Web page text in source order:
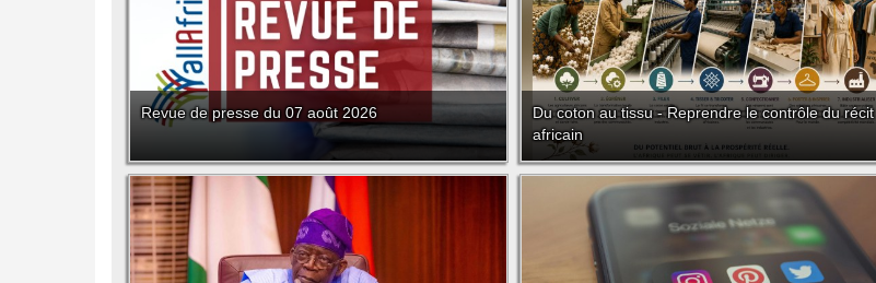
Revue de presse du 07 août 2026
Du coton au tissu - Reprendre le contrôle du récit
africain